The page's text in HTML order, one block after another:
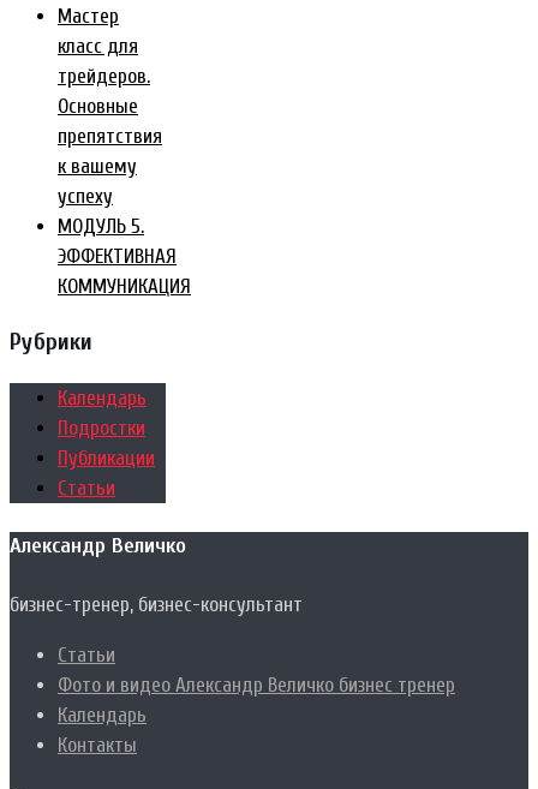
Мастер
класс для
трейдеров.
Основные
препятствия
к вашему
успеху
МОДУЛЬ 5.
ЭФФЕКТИВНАЯ
КОММУНИКАЦИЯ
Рубрики
Календарь
Подростки
Публикации
Статьи
Александр Величко
бизнес-тренер, бизнес-консультант
Статьи
Фото и видео Александр Величко бизнес тренер
Календарь
Контакты